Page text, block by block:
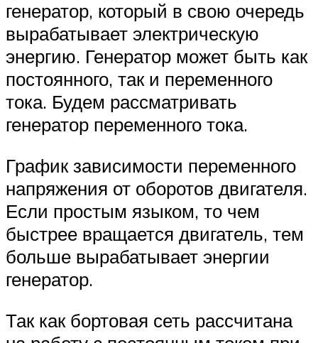
генератор, который в свою очередь
вырабатывает электрическую
энергию. Генератор может быть как
постоянного, так и переменного
тока. Будем рассматривать
генератор переменного тока.
График зависимости переменного
напряжения от оборотов двигателя.
Если простым языком, то чем
быстрее вращается двигатель, тем
больше вырабатывает энергии
генератор.
Так как бортовая сеть рассчитана